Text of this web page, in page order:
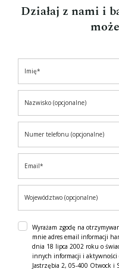
Działaj z nami i
Wyrażam zgodę na
mnie adres email informacji
dnia 18 lipca 2002 roku o
innych informacji i aktywności
Jastrzębia 2, 05-400 Otwock i